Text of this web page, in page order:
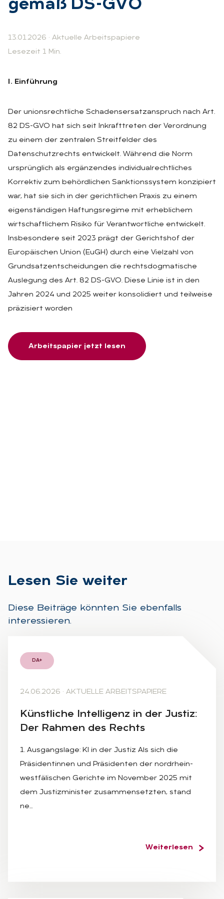
ge­mäß DS-GVO
13.01.2026 · Aktuelle Arbeitspapiere
Lesezeit 1 Min.
I. Einführung
Der unionsrechtliche Schadensersatzanspruch nach Art.
82 DS-GVO hat sich seit Inkrafttreten der Verordnung
zu einem der zentralen Streitfelder des
Datenschutzrechts entwickelt. Während die Norm
ursprünglich als ergänzendes individualrechtliches
Korrektiv zum behördlichen Sanktionssystem konzipiert
war, hat sie sich in der gerichtlichen Praxis zu einem
eigenständigen Haftungsregime mit erheblichem
wirtschaftlichem Risiko für Verantwortliche entwickelt.
Insbesondere seit 2023 prägt der Gerichtshof der
Europäischen Union (EuGH) durch eine Vielzahl von
Grundsatzentscheidungen die rechtsdogmatische
Auslegung des Art. 82 DS-GVO. Diese Linie ist in den
Jahren 2024 und 2025 weiter konsolidiert und teilweise
präzisiert worden
Arbeitspapier jetzt lesen
Le­sen Sie wei­ter
Diese Beiträge könnten Sie ebenfalls
interessieren.
DA+
24.06.2026 · AKTUELLE ARBEITSPAPIERE
Künst­li­che In­tel­li­genz in der Jus­tiz:
Der Rah­men des Rechts
1. Ausgangslage: KI in der Justiz Als sich die
Präsidentinnen und Präsidenten der nordrhein-
westfälischen Gerichte im November 2025 mit
dem Justizminister zusammensetzten, stand
ne…
Weiterlesen